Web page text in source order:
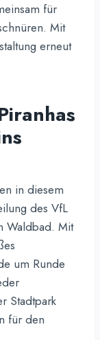
für
Mit
erneut
in diesem
des VfL
Waldbad. Mit
um Runde
Stadtpark
für den